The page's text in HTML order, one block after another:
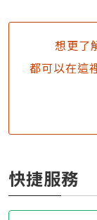
想更了
都可以在這
快捷服務